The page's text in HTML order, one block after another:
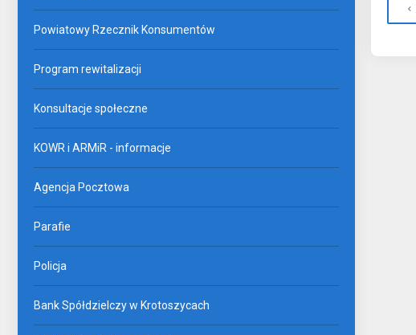
Powiatowy Rzecznik Konsumentów
Program rewitalizacji
Konsultacje społeczne
KOWR i ARMiR - informacje
Agencja Pocztowa
Parafie
Policja
Bank Spółdzielczy w Krotoszycach